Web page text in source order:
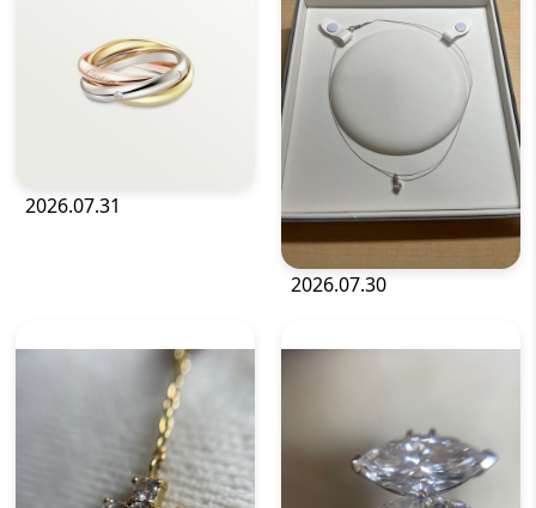
2026.07.31
2026.07.30